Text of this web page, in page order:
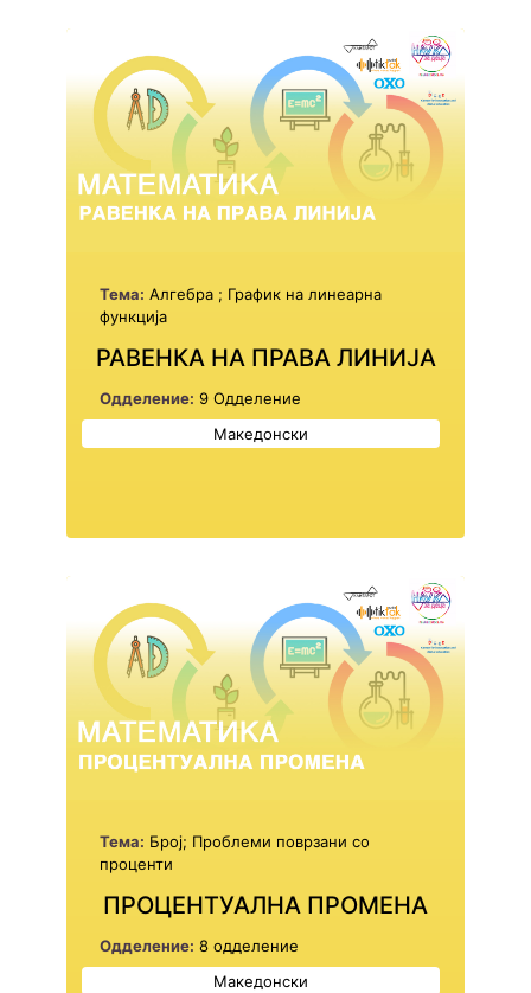
Тема: Алгебра ; График на линеарна
функција
РАВЕНКА НА ПРАВА ЛИНИЈА
Одделение: 9 Одделение
Македонски
Тема: Број; Проблеми поврзани со
проценти
ПРОЦЕНТУАЛНА ПРОМЕНА
Одделение: 8 одделение
Македонски